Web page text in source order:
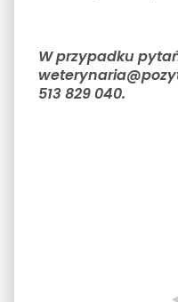
W przypadku
513 829 040.